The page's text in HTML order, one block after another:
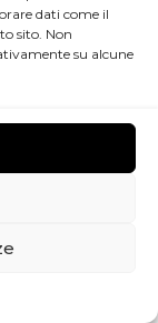
dati come il
sito. Non
su alcune